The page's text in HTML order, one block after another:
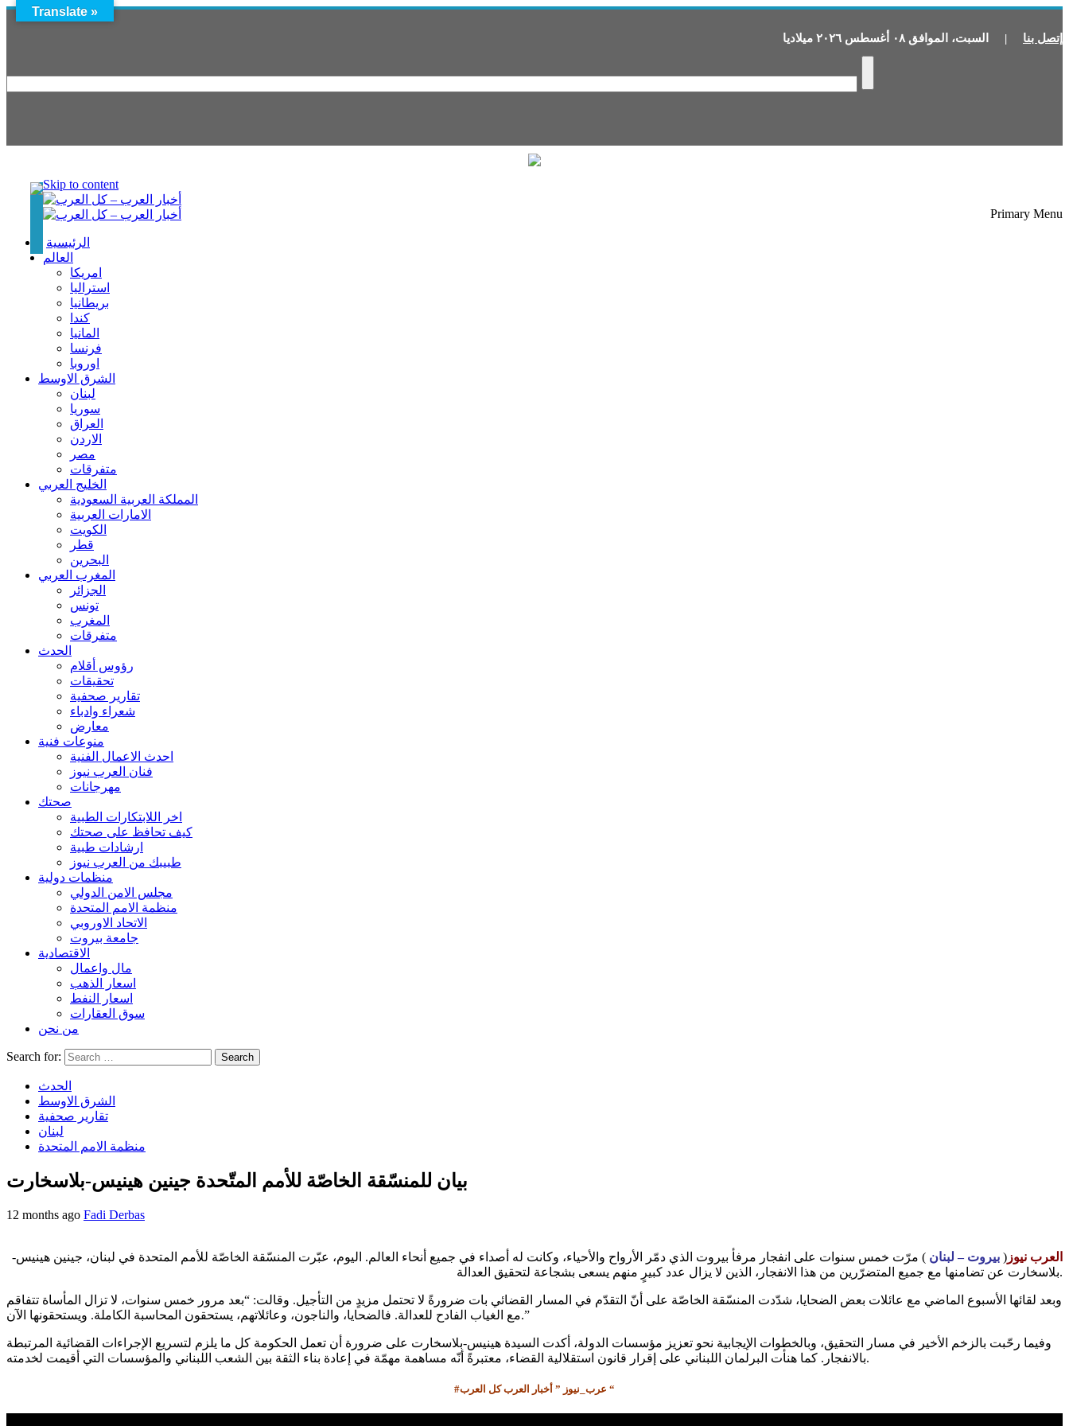
إتصل بنا | السبت، الموافق ٠٨ أغسطس ٢٠٢٦ ميلاديا
Skip to content
Primary Menu
الرئيسية
العالم
امريكا
استراليا
بريطانيا
كندا
المانيا
فرنسا
اوروبا
الشرق الاوسط
لبنان
سوريا
العراق
الاردن
مصر
متفرقات
الخليج العربي
المملكة العربية السعودية
الامارات العربية
الكويت
قطر
البحرين
المغرب العربي
الجزائر
تونس
المغرب
متفرقات
الحدث
رؤوس أقلام
تحقيقات
تقارير صحفية
شعراء وادباء
معارض
منوعات فنية
احدث الاعمال الفنية
فنان العرب نيوز
مهرجانات
صحتك
اخر اللابتكارات الطبية
كيف تحافظ على صحتك
ارشادات طبية
طبيبك من العرب نيوز
منظمات دولية
مجلس الامن الدولي
منظمة الامم المتحدة
الاتحاد الاوروبي
جامعة بيروت
الاقتصادية
مال واعمال
اسعار الذهب
اسعار النفط
سوق العقارات
من نحن
Search for:
الحدث
الشرق الاوسط
تقارير صحفية
لبنان
منظمة الامم المتحدة
بيان للمنسّقة الخاصّة للأمم المتّحدة جينين هينيس-بلاسخارت
12 months ago Fadi Derbas
العرب نيوز ( بيروت – لبنان ) مرّت خمس سنوات على انفجار مرفأ بيروت الذي دمّر الأرواح والأحياء، وكانت له أصداء في جميع أنحاء العالم. اليوم، عبّرت المنسّقة الخاصّة للأمم المتحدة في لبنان، جينين هينيس-
بلاسخارت عن تضامنها مع جميع المتضرّرين من هذا الانفجار، الذين لا يزال عدد كبيرٍ منهم يسعى بشجاعة لتحقيق العدالة.
وبعد لقائها الأسبوع الماضي مع عائلات بعض الضحايا، شدّدت المنسّقة الخاصّة على أنّ التقدّم في المسار القضائي بات ضرورةً لا تحتمل مزيدٍ من التأجيل. وقالت: “بعد مرور خمس سنوات، لا تزال المأساة تتفاقم
مع الغياب الفادح للعدالة. فالضحايا، والناجون، وعائلاتهم، يستحقون المحاسبة الكاملة. ويستحقونها الآن.”
وفيما رحّبت بالزخم الأخير في مسار التحقيق، وبالخطوات الإيجابية نحو تعزيز مؤسسات الدولة، أكدت السيدة هينيس-بلاسخارت على ضرورة أن تعمل الحكومة كل ما يلزم لتسريع الإجراءات القضائية المرتبطة
بالانفجار. كما هنأت البرلمان اللبناني على إقرار قانون استقلالية القضاء، معتبرةً أنّه مساهمة مهمّة في إعادة بناء الثقة بين الشعب اللبناني والمؤسسات التي أقيمت لخدمته.
#عرب_نيوز ” أخبار العرب كل العرب “
Translate »